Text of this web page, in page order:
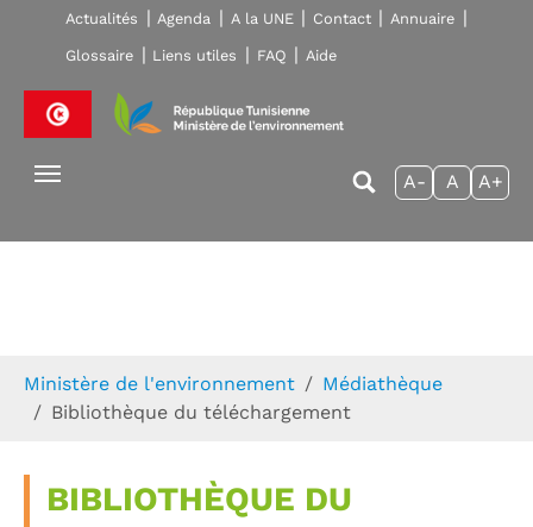
Skip to main navigation
Aller au contenu principal
Skip to page footer
Actualités Agenda A la UNE Contact Annuaire
Glossaire Liens utiles FAQ Aide
A- A A+
Ministère de l'environnement
Médiathèque
Bibliothèque du téléchargement
BIBLIOTHÈQUE DU